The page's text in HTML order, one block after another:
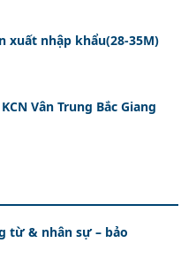
xuất nhập khẩu(28-35M)
Vân Trung Bắc Giang
từ & nhân sự – bảo